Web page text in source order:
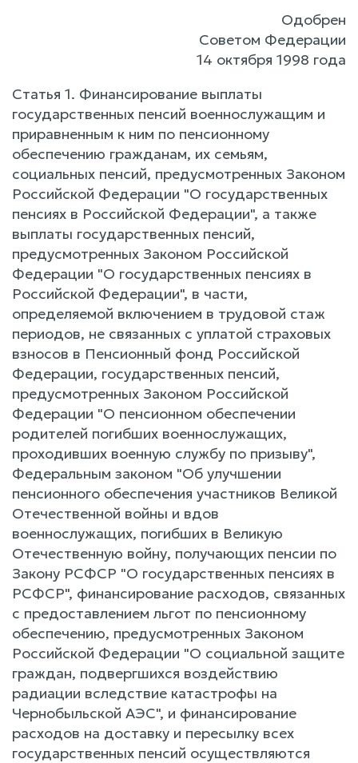
Одобрен
Советом Федерации
14 октября 1998 года
Статья 1. Финансирование выплаты
государственных пенсий военнослужащим и
приравненным к ним по пенсионному
обеспечению гражданам, их семьям,
социальных пенсий, предусмотренных Законом
Российской Федерации "О государственных
пенсиях в Российской Федерации", а также
выплаты государственных пенсий,
предусмотренных Законом Российской
Федерации "О государственных пенсиях в
Российской Федерации", в части,
определяемой включением в трудовой стаж
периодов, не связанных с уплатой страховых
взносов в Пенсионный фонд Российской
Федерации, государственных пенсий,
предусмотренных Законом Российской
Федерации "О пенсионном обеспечении
родителей погибших военнослужащих,
проходивших военную службу по призыву",
Федеральным законом "Об улучшении
пенсионного обеспечения участников Великой
Отечественной войны и вдов
военнослужащих, погибших в Великую
Отечественную войну, получающих пенсии по
Закону РСФСР "О государственных пенсиях в
РСФСР", финансирование расходов, связанных
с предоставлением льгот по пенсионному
обеспечению, предусмотренных Законом
Российской Федерации "О социальной защите
граждан, подвергшихся воздействию
радиации вследствие катастрофы на
Чернобыльской АЭС", и финансирование
расходов на доставку и пересылку всех
государственных пенсий осуществляются